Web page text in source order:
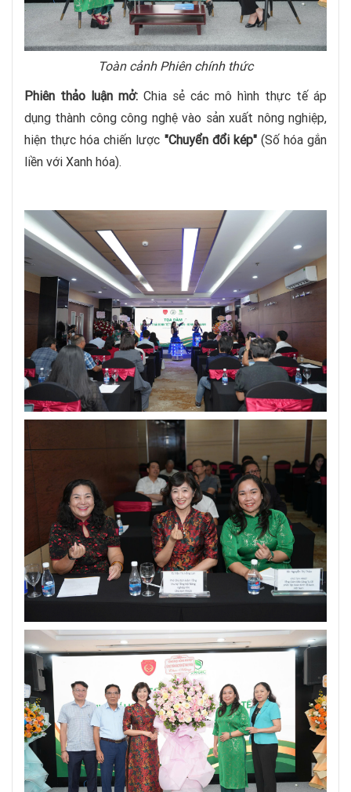
Toàn cảnh Phiên chính thức
Phiên thảo luận mở: Chia sẻ các mô hình thực tế áp
dụng thành công công nghệ vào sản xuất nông nghiệp,
hiện thực hóa chiến lược "Chuyển đổi kép"(Số hóa gắn
liền với Xanh hóa).